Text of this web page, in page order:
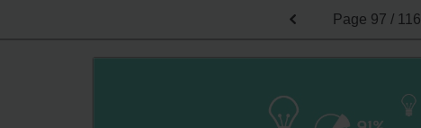
Page 97 / 116